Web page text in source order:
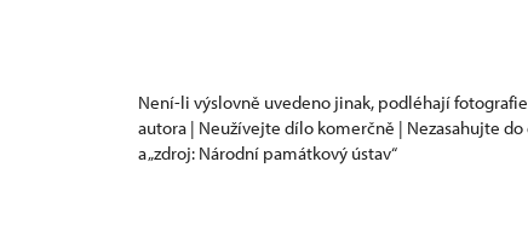
Není-li výslovně uvedeno jinak, podléhají
autora | Neužívejte dílo komerčně | Nezasahujte
a „zdroj: Národní památkový ústav“